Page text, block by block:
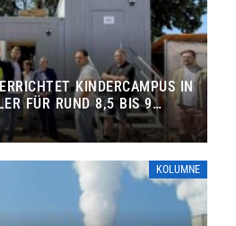
KINDERCAMPUS IN
FÜR RUND 8,5 BIS 9
KOLUMNE